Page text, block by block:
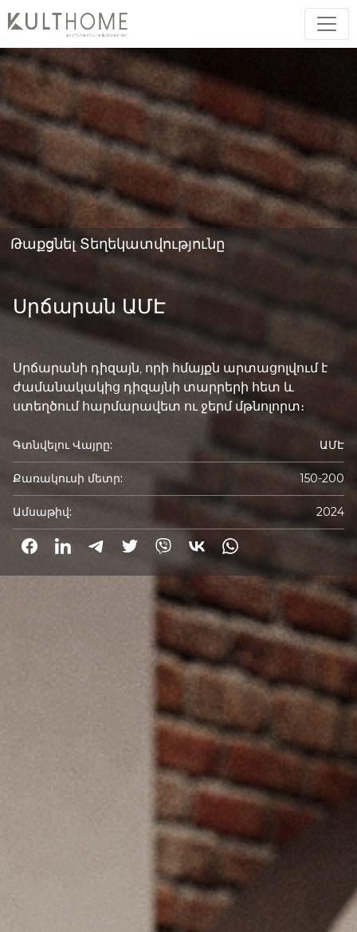
Թաքցնել Տեղեկատվությունը
Սրճարան ԱՄԷ
Սրճարանի դիզայն, որի հմայքն արտացոլվում է
ժամանակակից դիզայնի տարրերի հետ և
ստեղծում հարմարավետ ու ջերմ մթնոլորտ։
Գտնվելու Վայրը: ԱՄԷ
Քառակուսի մետր: 150-200
Ամսաթիվ: 2024